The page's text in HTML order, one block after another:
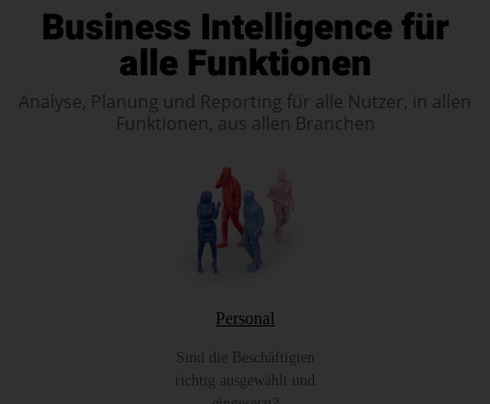
Business Intelligence für
alle Funktionen
Analyse, Planung und Reporting für alle Nutzer, in allen
Funktionen, aus allen Branchen
Personal
Sind die Beschäftigten
richtig ausgewählt und